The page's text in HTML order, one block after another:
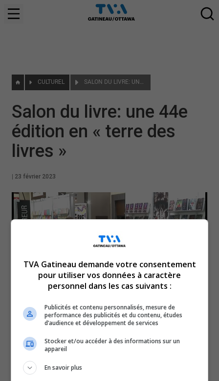
CULTUREL SALON DU LIVRE: UNE 44E ÉDITION EN « TERRE DES LIVRES »
Salon du livre: une 44e
édition en « terre des
livres »
23 février 2023
Les amateurs de lecture vont tous se retrouver au
même endroit cette fin de semaine: le Palais des
congrès. Il s’y déroule le Salon du livre à partir de
jeudi, et ce pendant quatre jours.
Le public est au rendez-vous. Les gens sont contents
TVA Gatineau demande votre consentement
pour utiliser vos données à caractère
personnel dans les cas suivants :
Publicités et contenu personnalisés, mesure de
performance des publicités et du contenu, études
d’audience et développement de services
Stocker et/ou accéder à des informations sur un
appareil
En savoir plus